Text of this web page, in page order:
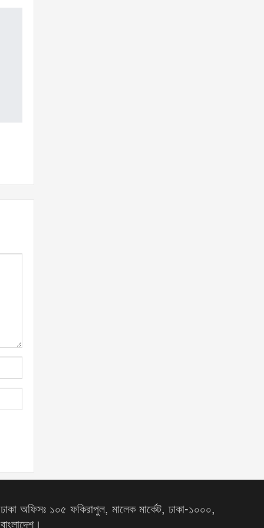
ঢাকা অফিসঃ ১০৫ ফকিরাপুল, মালেক মার্কেট, ঢাকা-১০০০,